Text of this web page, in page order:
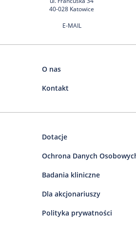
40-028 Katowice
E-MAIL
O nas
Kontakt
Dotacje
Ochrona Danych
Badania kliniczne
Dla akcjonariuszy
Polityka prywatności